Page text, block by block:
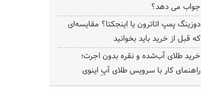
جواب می دهد؟
دوزینگ پمپ اتاترون یا اینجکتا؟ مقایسه‌ای
که قبل از خرید باید بخوانید
خرید طلای آب‌شده و نقره بدون اجرت؛
راهنمای کار با سرویس طلای آپِ اینوی